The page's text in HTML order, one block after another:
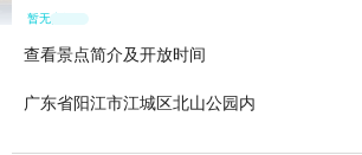
暂无点评
查看景点简介及开放时间
广东省阳江市江城区北山公园内